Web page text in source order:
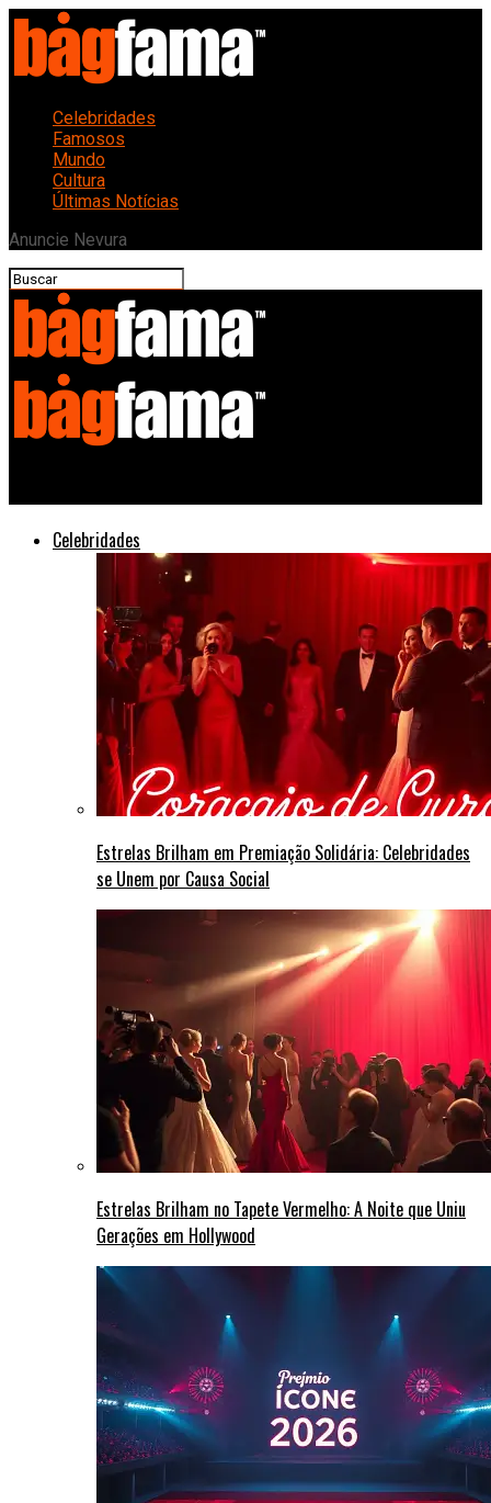
Celebridades
Famosos
Mundo
Cultura
Últimas Notícias
Anuncie Nevura
Celebridades
Estrelas Brilham em Premiação Solidária: Celebridades
se Unem por Causa Social
Estrelas Brilham no Tapete Vermelho: A Noite que Uniu
Gerações em Hollywood